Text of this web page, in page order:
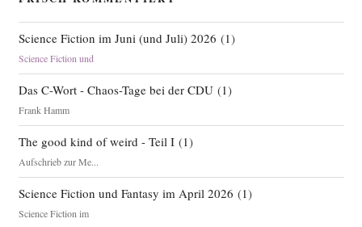
Science Fiction im Juni (und Juli) 2026 (1)
Science Fiction und
Das C-Wort - Chaos-Tage bei der CDU(1)
Frank Hamm
The good kind of weird - Teil I(1)
Aufschrieb zur Me...
Science Fiction und Fantasy im April 2026 (1)
Science Fiction im